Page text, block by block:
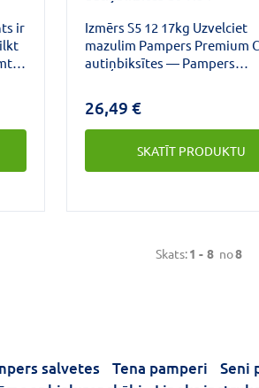
ir
Izmērs S5 12 17kg Uzvelciet
mazulim Pampers Premium
autiņbiksītes — Pampers
maigas kā dūnas, un tagad
absorbējošs slānis/virsējais
pārklājums ar Heart Quilts
materiālu, kas neļauj
26,49 €
SKATĪT PRODUKTU
Skats:1 - 8 no8
salvetes Tena pamperi Seni